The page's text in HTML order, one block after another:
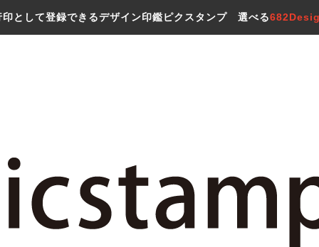
印として登録できるデザイン印鑑ピクスタンプ 選べる